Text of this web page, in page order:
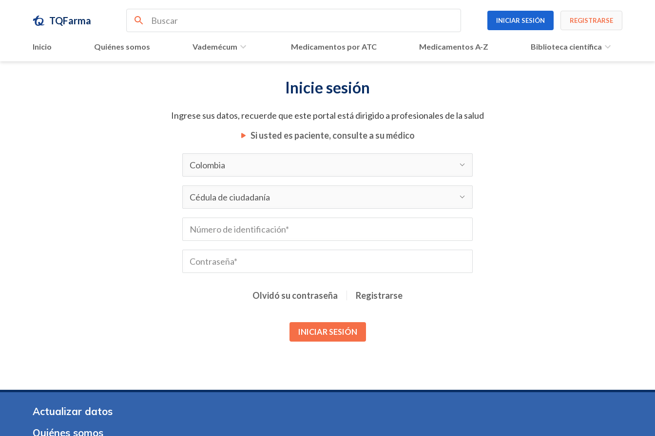
TQFarma INICIAR SESIÓN REGISTRARSE
Inicio Quiénes somos Vademécum Medicamentos por ATC Medicamentos A-Z Biblioteca científica
Inicie sesión
Ingrese sus datos, recuerde que este portal está dirigido a profesionales de la salud
Si usted es paciente, consulte a su médico
Olvidó su contraseña Registrarse
INICIAR SESIÓN
Actualizar datos
Quiénes somos